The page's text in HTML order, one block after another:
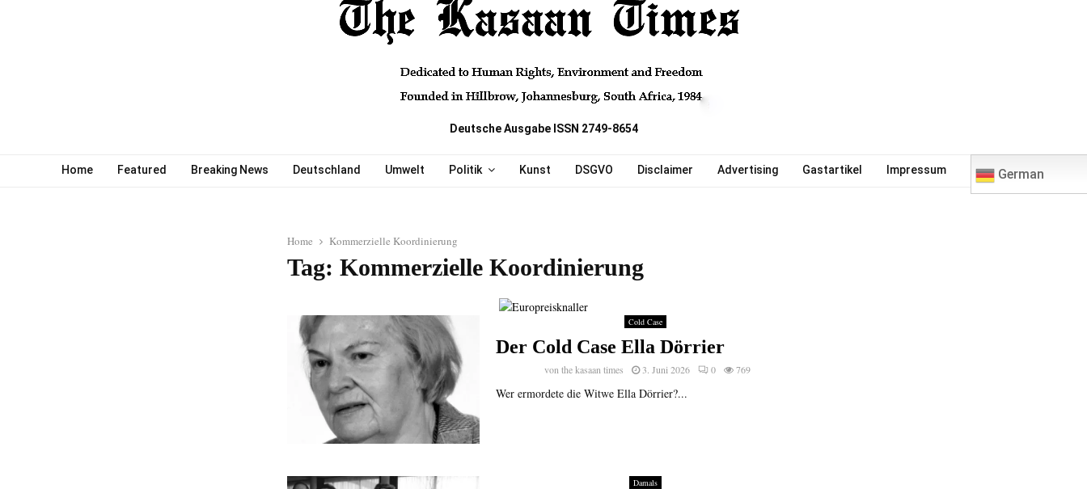
Deutsche Ausgabe ISSN 2749-8654
Home Featured Breaking News Deutschland Umwelt Politik Kunst DSGVO Disclaimer Advertising Gastartikel Impressum German
Home Kommerzielle Koordinierung
Tag: Kommerzielle Koordinierung
Cold Case
Der Cold Case Ella Dörrier
vonthe kasaan times 3. Juni 2026 0 769
Wer ermordete die Witwe Ella Dörrier?...
Damals